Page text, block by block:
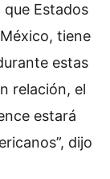
Estados
tiene
estas
relación, el
estará
dijo